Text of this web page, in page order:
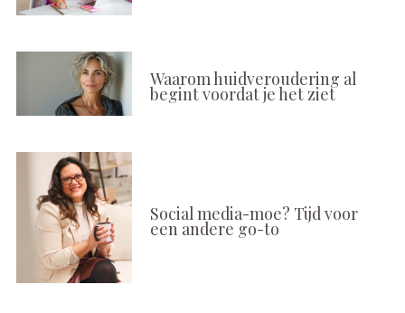
Waarom huidveroudering al
begint voordat je het ziet
Social media-moe? Tijd voor
een andere go-to